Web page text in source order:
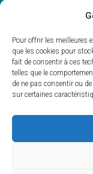
Pour offrir les meilleures
que les cookies pour
fait de consentir à ces
telles que le
de ne pas consentir ou
sur certaines
Horaires